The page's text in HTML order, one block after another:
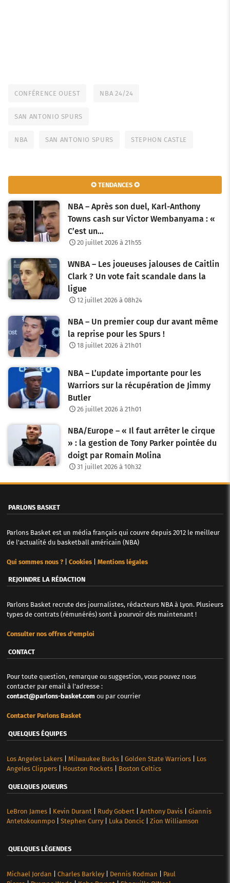
CONFÉRENCE OUEST NBA 24/24
SAN ANTONIO SPURS
NBA SAN ANTONIO SPURS STEPHON CASTLE
✪ TENDANCES ✪
NBA – Après son duel, Karl-Anthony
Towns cash sur Victor Wembanyama : «
C’est un…
20 juillet 2026 à 21h55
WNBA – Les joueuses jalouses de Caitlin
Clark ? Un vote fait scandale dans la
ligue
12 juillet 2026 à 08h24
NBA – Un premier coup dur avant même
la reprise pour les Spurs !
18 juillet 2026 à 21h01
NBA – L’update importante pour les
Warriors sur la récupération de Jimmy
Butler
26 juillet 2026 à 21h01
NBA/Europe – « Il faut arrêter le cirque
» : la gestion de Tony Parker pointée du
doigt par Romain Molina
31 juillet 2026 à 10h32
PARLONS BASKET
Parlons Basket est un média français qui couvre depuis 2012 le meilleur
de l'actualité du basketball américain (NBA)
Qui sommes nous ?| Cookies| Mentions légales
REJOINDRE LA RÉDACTION
Parlons Basket recrute des journalistes, rédacteurs NBA à Lyon. Plusieurs
types de contrats (rémunérés) sont à pourvoir dès maintenant !
Consulter nos offres d'emploi
CONTACT
Pour toute question, remarque ou suggestion, vous pouvez nous
contacter par email à l'adresse :
contact@parlons-basket.com ou par courrier
Contacter Parlons Basket
QUELQUES ÉQUIPES
Los Angeles Lakers| Milwaukee Bucks| Golden State Warriors| Los
Angeles Clippers| Houston Rockets| Boston Celtics
QUELQUES JOUEURS
LeBron James| Kevin Durant| Rudy Gobert| Anthony Davis| Giannis
Antetokounmpo| Stephen Curry| Luka Doncic| Zion Williamson
QUELQUES LÉGENDES
Michael Jordan Charles Barkley| Dennis Rodman
Paul